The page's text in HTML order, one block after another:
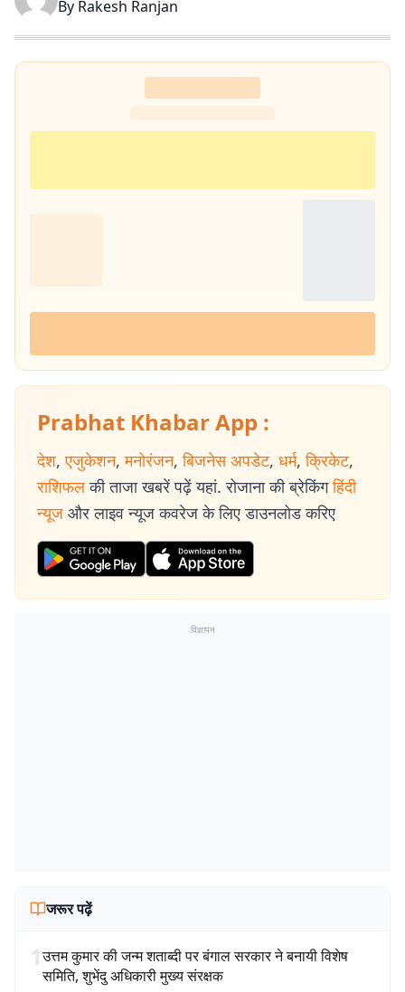
By Rakesh Ranjan
Prabhat Khabar App :
देश, एजुकेशन, मनोरंजन, बिजनेस अपडेट, धर्म, क्रिकेट,
राशिफल की ताजा खबरें पढ़ें यहां. रोजाना की ब्रेकिंग हिंदी
न्यूज और लाइव न्यूज कवरेज के लिए डाउनलोड करिए
विज्ञापन
जरूर पढ़ें
1उत्तम कुमार की जन्म शताब्दी पर बंगाल सरकार ने बनायी विशेष
समिति, शुभेंदु अधिकारी मुख्य संरक्षक